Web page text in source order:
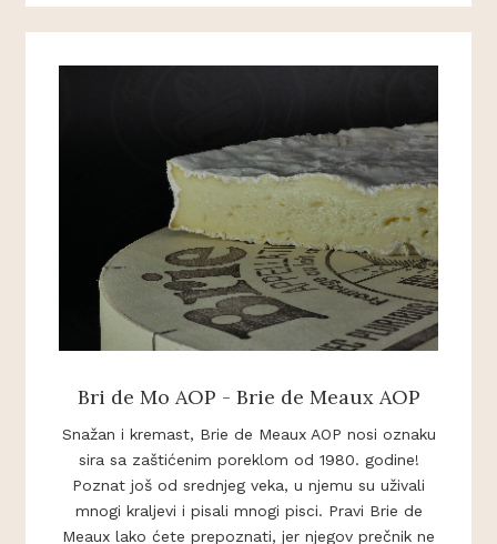
Bri de Mo AOP - Brie de Meaux AOP
Snažan i kremast, Brie de Meaux AOP nosi oznaku
sira sa zaštićenim poreklom od 1980. godine!
Poznat još od srednjeg veka, u njemu su uživali
mnogi kraljevi i pisali mnogi pisci. Pravi Brie de
Meaux lako ćete prepoznati, jer njegov prečnik ne